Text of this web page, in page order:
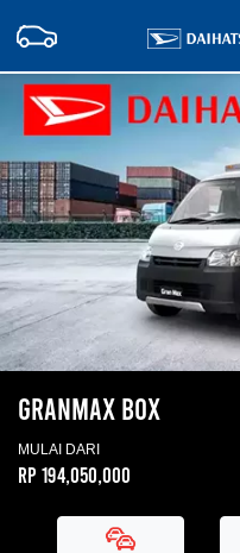
GRANMAX BOX
MULAI DARI
Rp 194,050,000